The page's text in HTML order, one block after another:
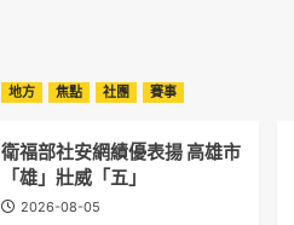
地方 焦點 社團 賽事
衛福部社安網績優表揚 高雄市
「雄」壯威「五」
2026-08-05